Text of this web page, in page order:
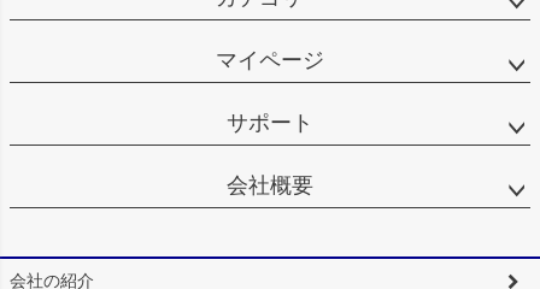
マイページ
サポート
会社概要
会社の紹介